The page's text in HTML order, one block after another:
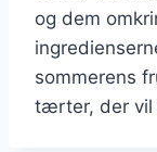
og dem
sommerens
tærter, der vil